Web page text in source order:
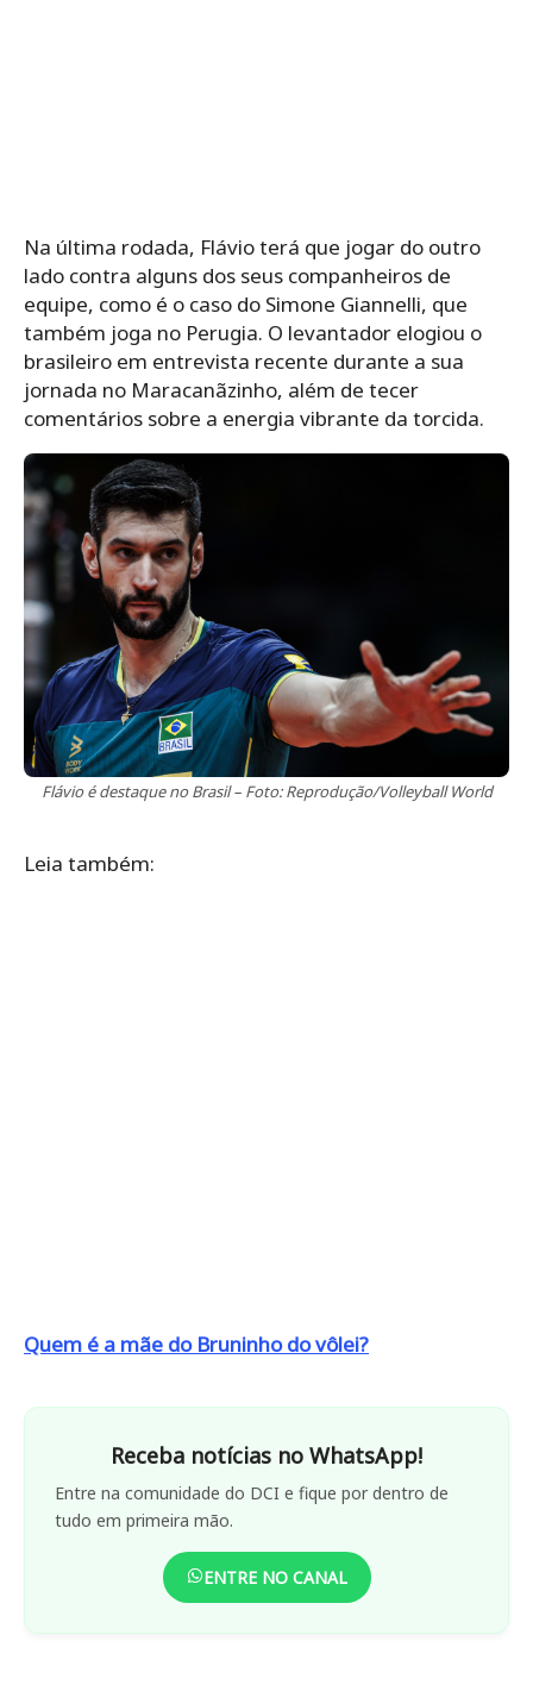
Na última rodada, Flávio terá que jogar do outro
lado contra alguns dos seus companheiros de
equipe, como é o caso do Simone Giannelli, que
também joga no Perugia. O levantador elogiou o
brasileiro em entrevista recente durante a sua
jornada no Maracanãzinho, além de tecer
comentários sobre a energia vibrante da torcida.
Flávio é destaque no Brasil – Foto: Reprodução/Volleyball World
Leia também:
Quem é a mãe do Bruninho do vôlei?
Receba notícias no WhatsApp!
Entre na comunidade do DCI e fique por dentro de
tudo em primeira mão.
ENTRE NO CANAL